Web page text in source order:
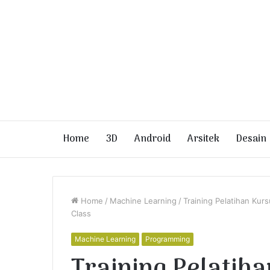
Home 3D Android Arsitek Desain
Home / Machine Learning / Training Pelatihan
Class
Machine Learning Programming